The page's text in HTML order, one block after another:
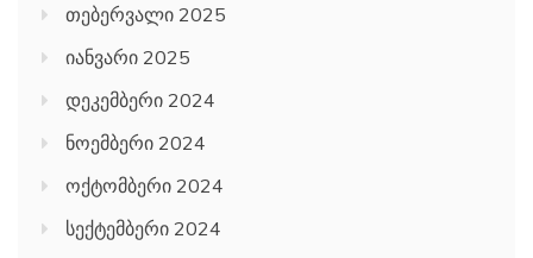
თებერვალი 2025
იანვარი 2025
დეკემბერი 2024
ნოემბერი 2024
ოქტომბერი 2024
სექტემბერი 2024